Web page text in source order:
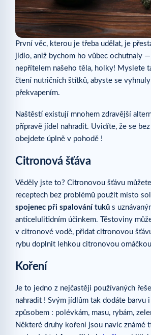
První věc, kterou je třeba udělat, je
jídlo, aniž bychom ho vůbec ochutnaly
nepřítelem našeho těla, holky! Myslete
čtení nutričních štítků, abyste se
překvapením.
Naštěstí existují mnohem zdravější
přípravě jídel nahradit. Uvidíte, že se
obejdete úplně v pohodě !
Citronová šťáva
Věděly jste to? Citronovou šťávu
receptech bez problémů použít místo
spojenec při spalování tuků s
anticelulitidním účinkem. Těstoviny
v citronové vodě, přidat citronovou
rybu doplnit lehkou citronovou
Koření
Je to jedno z nejčastěji používaných
nahradit ! Svým jídlům tak dodáte barvu
způsobem : polévkám, masu, rybám,
Některé druhy koření jsou navíc známé